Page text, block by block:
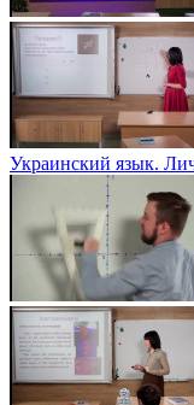
Украинский язык.